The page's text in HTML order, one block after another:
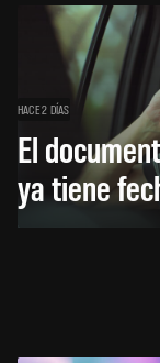
HACE 2 DÍAS
El
ya tiene